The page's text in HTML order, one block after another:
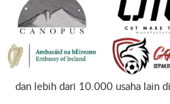
dan lebih dari 10.000 usaha lain